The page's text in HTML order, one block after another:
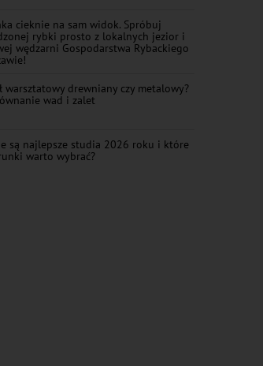
cieknie na sam widok. Spróbuj
rybki prosto z lokalnych jezior i
wędzarni Gospodarstwa Rybackiego
warsztatowy drewniany czy metalowy?
wad i zalet
są najlepsze studia 2026 roku i które
warto wybrać?